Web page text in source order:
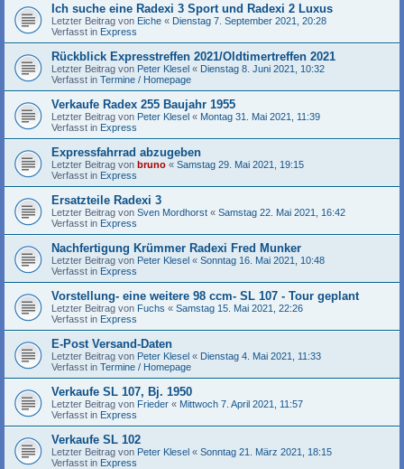
Ich suche eine Radexi 3 Sport und Radexi 2 Luxus
Letzter Beitrag von Eiche « Dienstag 7. September 2021, 20:28
Verfasst in Express
Rückblick Expresstreffen 2021/Oldtimertreffen 2021
Letzter Beitrag von Peter Klesel « Dienstag 8. Juni 2021, 10:32
Verfasst in Termine / Homepage
Verkaufe Radex 255 Baujahr 1955
Letzter Beitrag von Peter Klesel « Montag 31. Mai 2021, 11:39
Verfasst in Express
Expressfahrrad abzugeben
Letzter Beitrag von bruno « Samstag 29. Mai 2021, 19:15
Verfasst in Express
Ersatzteile Radexi 3
Letzter Beitrag von Sven Mordhorst « Samstag 22. Mai 2021, 16:42
Verfasst in Express
Nachfertigung Krümmer Radexi Fred Munker
Letzter Beitrag von Peter Klesel « Sonntag 16. Mai 2021, 10:48
Verfasst in Express
Vorstellung- eine weitere 98 ccm- SL 107 - Tour geplant
Letzter Beitrag von Fuchs « Samstag 15. Mai 2021, 22:26
Verfasst in Express
E-Post Versand-Daten
Letzter Beitrag von Peter Klesel « Dienstag 4. Mai 2021, 11:33
Verfasst in Termine / Homepage
Verkaufe SL 107, Bj. 1950
Letzter Beitrag von Frieder « Mittwoch 7. April 2021, 11:57
Verfasst in Express
Verkaufe SL 102
Letzter Beitrag von Peter Klesel « Sonntag 21. März 2021, 18:15
Verfasst in Express